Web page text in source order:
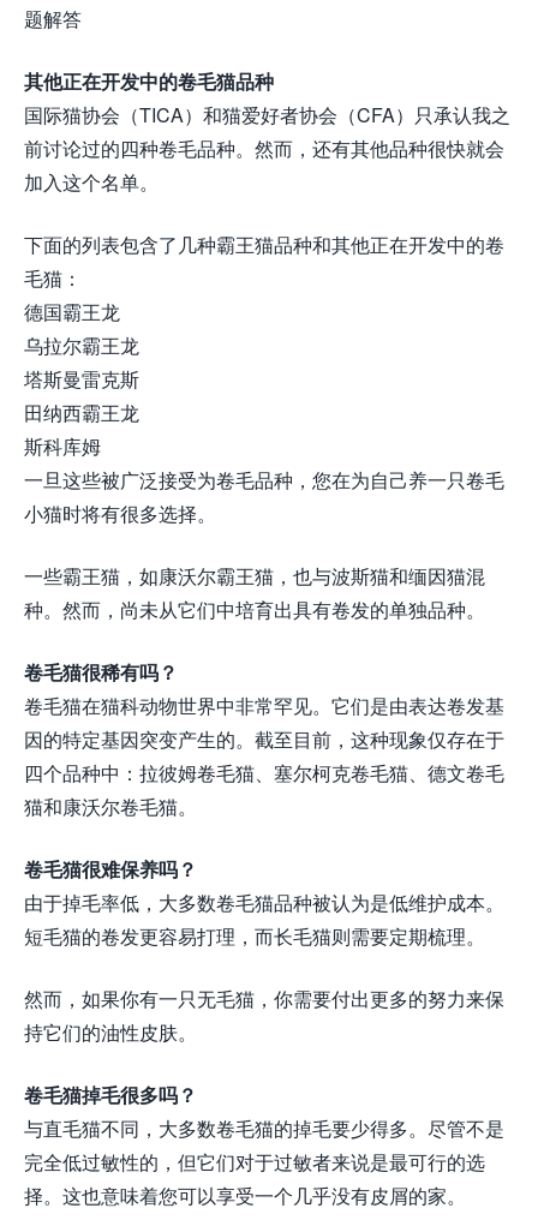
题解答
其他正在开发中的卷毛猫品种
国际猫协会（TICA）和猫爱好者协会（CFA）只承认我之
前讨论过的四种卷毛品种。然而，还有其他品种很快就会
加入这个名单。
下面的列表包含了几种霸王猫品种和其他正在开发中的卷
毛猫：
德国霸王龙
乌拉尔霸王龙
塔斯曼雷克斯
田纳西霸王龙
斯科库姆
一旦这些被广泛接受为卷毛品种，您在为自己养一只卷毛
小猫时将有很多选择。
一些霸王猫，如康沃尔霸王猫，也与波斯猫和缅因猫混
种。然而，尚未从它们中培育出具有卷发的单独品种。
卷毛猫很稀有吗？
卷毛猫在猫科动物世界中非常罕见。它们是由表达卷发基
因的特定基因突变产生的。截至目前，这种现象仅存在于
四个品种中：拉彼姆卷毛猫、塞尔柯克卷毛猫、德文卷毛
猫和康沃尔卷毛猫。
卷毛猫很难保养吗？
由于掉毛率低，大多数卷毛猫品种被认为是低维护成本。
短毛猫的卷发更容易打理，而长毛猫则需要定期梳理。
然而，如果你有一只无毛猫，你需要付出更多的努力来保
持它们的油性皮肤。
卷毛猫掉毛很多吗？
与直毛猫不同，大多数卷毛猫的掉毛要少得多。尽管不是
完全低过敏性的，但它们对于过敏者来说是最可行的选
择。这也意味着您可以享受一个几乎没有皮屑的家。